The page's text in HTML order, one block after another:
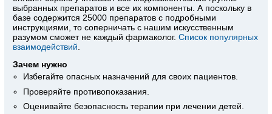
выбранных препаратов и все их компоненты. А поскольку в
базе содержится 25000 препаратов с подробными
инструкциями, то соперничать с нашим искусственным
разумом сможет не каждый фармаколог.Список популярных
взаимодействий
Зачем нужно
Избегайте опасных назначений для своих пациентов.
Проверяйте противопоказания.
Оценивайте безопасность терапии при лечении детей.